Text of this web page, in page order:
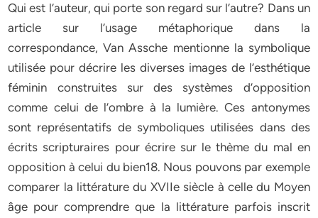
Qui est l’auteur, qui porte son regard sur l’autre? Dans un
article sur l’usage métaphorique dans la
correspondance, Van Assche mentionne la symbolique
utilisée pour décrire les diverses images de l’esthétique
féminin construites sur des systèmes d’opposition
comme celui de l’ombre à la lumière. Ces antonymes
sont représentatifs de symboliques utilisées dans des
écrits scripturaires pour écrire sur le thème du mal en
opposition à celui du bien18. Nous pouvons par exemple
comparer la littérature du XVIIe siècle à celle du Moyen
âge pour comprendre que la littérature parfois inscrit